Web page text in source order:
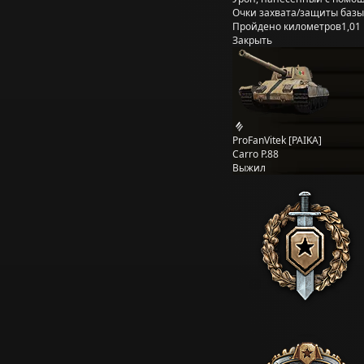
Очки захвата/защиты базы
Пройдено километров1,01
Закрыть
ProFanVitek [PAIKA]
Carro P.88
Выжил